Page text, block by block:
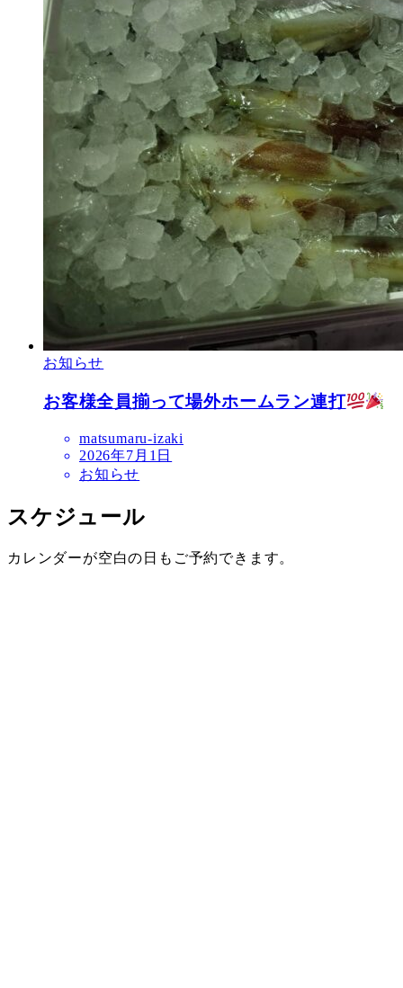
お知らせ
お客様全員揃って場外ホームラン連打
matsumaru-izaki
2026年7月1日
お知らせ
スケジュール
カレンダーが空白の日もご予約できます。